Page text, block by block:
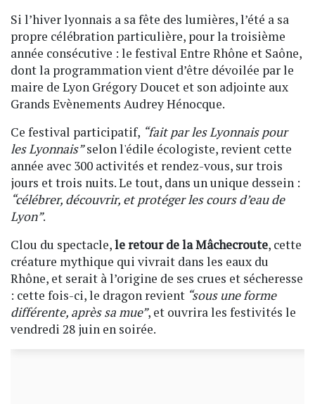
Si l’hiver lyonnais a sa fête des lumières, l’été a sa
propre célébration particulière, pour la troisième
année consécutive : le festival Entre Rhône et Saône,
dont la programmation vient d’être dévoilée par le
maire de Lyon Grégory Doucet et son adjointe aux
Grands Evènements Audrey Hénocque.
Ce festival participatif, “fait par les Lyonnais pour
les Lyonnais”selon l'édile écologiste, revient cette
année avec 300 activités et rendez-vous, sur trois
jours et trois nuits. Le tout, dans un unique dessein :
“célébrer, découvrir, et protéger les cours d’eau de
Lyon”.
Clou du spectacle,le retour de la Mâchecroute, cette
créature mythique qui vivrait dans les eaux du
Rhône, et serait à l’origine de ses crues et sécheresse
: cette fois-ci, le dragon revient “sous une forme
différente, après sa mue”, et ouvrira les festivités le
vendredi 28 juin en soirée.